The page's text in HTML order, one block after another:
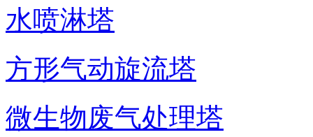
水喷淋塔
方形气动旋流塔
微生物废气处理塔